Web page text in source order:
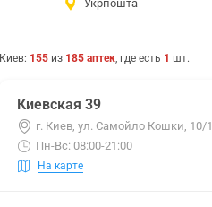
Укрпошта
Киев: 155 из 185 аптек, где есть 1 шт.
Киевская 39
г. Киев, ул. Самойло Кошки, 10/1
Пн-Вс: 08:00-21:00
На карте